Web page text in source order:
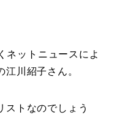
ネットニュースによ
江川紹子さん。
ストなのでしょう